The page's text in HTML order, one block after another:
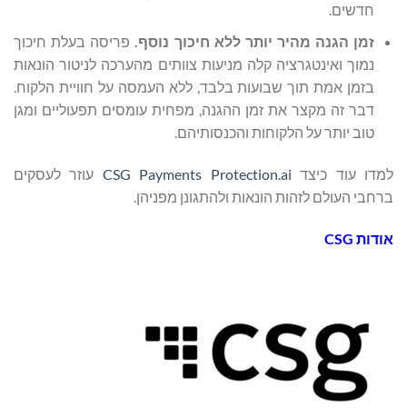
חדשים.
זמן הגנה מהיר יותר ללא חיכוך נוסף. פריסה בעלת חיכוך
נמוך ואינטגרציה קלה מניעות צוותים מהערכה לניטור הונאות
בזמן אמת תוך שבועות בלבד, ללא העמסה על חוויית הלקוח.
דבר זה מקצר את זמן ההגנה, מפחית עומסים תפעוליים ומגן
טוב יותר על הלקוחות והכנסותיהם.
למדו עוד כיצד CSG Payments Protection.ai עוזר לעסקים
ברחבי העולם לזהות הונאות ולהתגונן מפניהן.
אודות CSG